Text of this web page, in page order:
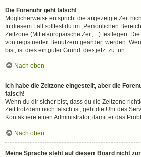
Die Forenuhr geht falsch!
Möglicherweise entspricht die angezeigte Zeit
In diesem Fall solltest du im „Persönlichen
Zeitzone (Mitteleuropäische Zeit, ...) festlegen.
von registrierten Benutzern geändert werden.
bist, ist dies ein guter Grund, dies jetzt zu tun.
Nach oben
Ich habe die Zeitzone eingestellt, aber die
falsch!
Wenn du dir sicher bist, dass du die Zeitzone
Zeit trotzdem noch falsch ist, geht die Uhr des
Kontaktiere einen Administrator, damit er das
Nach oben
Meine Sprache steht auf diesem Board nicht